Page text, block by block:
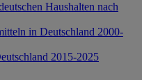
Haushalten nach
in Deutschland 2000-
2015-2025